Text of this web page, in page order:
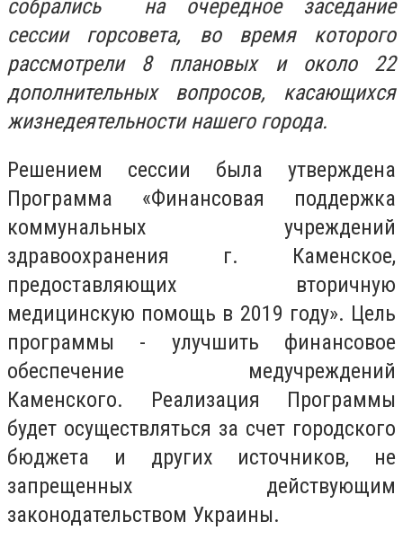
собрались на очередное заседание
сессии горсовета, во время которого
рассмотрели 8 плановых и около 22
дополнительных вопросов, касающихся
жизнедеятельности нашего города.
Решением сессии была утверждена
Программа «Финансовая поддержка
коммунальных учреждений
здравоохранения г. Каменское,
предоставляющих вторичную
медицинскую помощь в 2019 году». Цель
программы - улучшить финансовое
обеспечение медучреждений
Каменского. Реализация Программы
будет осуществляться за счет городского
бюджета и других источников, не
запрещенных действующим
законодательством Украины.